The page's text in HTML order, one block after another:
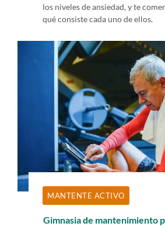
los niveles de ansiedad, y te
qué consiste cada uno de ellos.
MANTENTE ACTIVO
Gimnasia de mantenimiento